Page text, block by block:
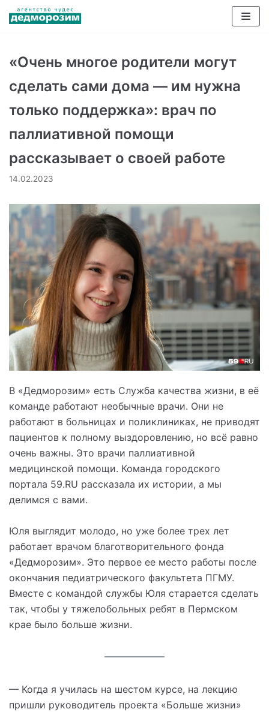
Перейти
«Очень многое родители могут
сделать сами дома — им нужна
только поддержка»: врач по
паллиативной помощи
рассказывает о своей работе
14.02.2023
В «Дедморозим» есть Служба качества жизни, в её
команде работают необычные врачи. Они не
работают в больницах и поликлиниках, не приводят
пациентов к полному выздоровлению, но всё равно
очень важны. Это врачи паллиативной
медицинской помощи. Команда городского
портала 59.RU рассказала их истории, а мы
делимся с вами.
Юля выглядит молодо, но уже более трех лет
работает врачом благотворительного фонда
«Дедморозим». Это первое ее место работы после
окончания педиатрического факультета ПГМУ.
Вместе с командой службы Юля старается сделать
так, чтобы у тяжелобольных ребят в Пермском
крае было больше жизни.
— Когда я училась на шестом курсе, на лекцию
пришли руководитель проекта «Больше жизни»